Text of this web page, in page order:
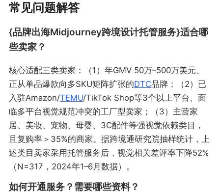
常见问题解答
{品牌出海Midjourney跨境设计托管服务}适合哪
些卖家？
核心适配三类卖家：（1）年GMV 50万–500万美元、
正从单品爆款向多SKU矩阵扩张的DTC品牌；（2）已
入驻Amazon/TEMU/TikTok Shop等3个以上平台、面
临多平台视觉规范冲突的工厂型卖家；（3）主营家
居、美妆、宠物、母婴、3C配件等强视觉依赖类目，
且复购率＞35%的商家。据跨境通研究院抽样统计，上
述类目卖家采用托管服务后，视觉相关差评率下降52%
（N=317，2024年1–6月数据）。
如何开通服务？需要哪些资料？